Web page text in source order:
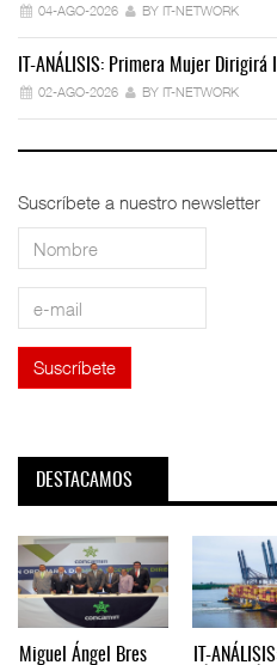
04-AGO-2026 BY IT-NETWORK
IT-ANÁLISIS: Primera Mujer Dirigirá
02-AGO-2026 BY IT-NETWORK
Suscríbete a nuestro newsletter
DESTACAMOS
Miguel Ángel Bres IT-